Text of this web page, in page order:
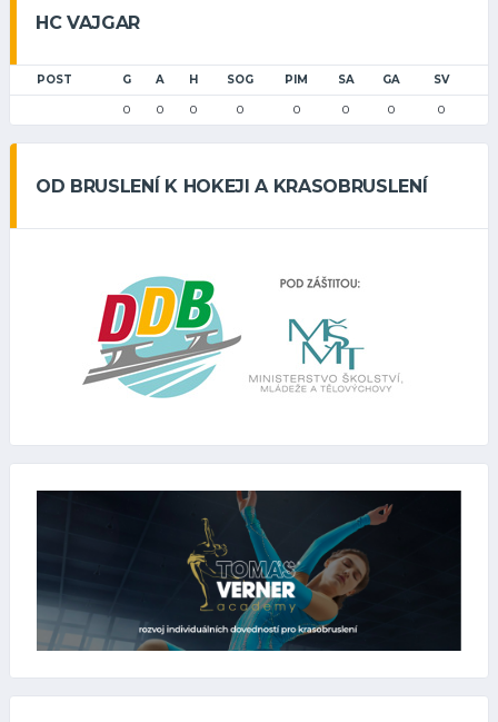
HC VAJGAR
POST G A H SOG PIM SA GA SV
0 0 0 0 0 0 0 0
OD BRUSLENÍ K HOKEJI A KRASOBRUSLENÍ